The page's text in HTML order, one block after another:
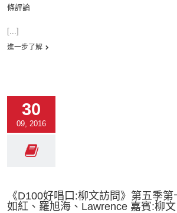
條評論
[...]
進一步了解
30
09, 2016
《D100好唱口:柳文訪問》第五季
如紅、羅旭海、Lawrence 嘉賓:柳